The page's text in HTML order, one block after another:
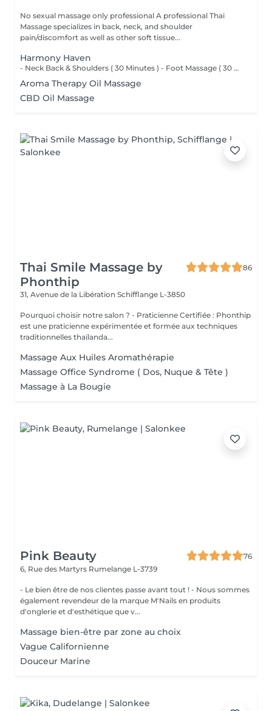
No sexual massage only professional A professional Thai
Massage specializes in back, neck, and shoulder
pain/discomfort as well as other soft tissue...
Harmony Haven
- Neck Back & Shoulders ( 30 Minutes ) - Foot Massage ( 30 Minutes ) - Hand Massage ( 15 Minutes )
Aroma Therapy Oil Massage
CBD Oil Massage
Thai Smile Massage by
Phonthip
86
31, Avenue de la Libération Schifflange L-3850
Pourquoi choisir notre salon ? - Praticienne Certifiée : Phonthip
est une praticienne expérimentée et formée aux techniques
traditionnelles thaïlanda...
Massage Aux Huiles Aromathérapie
Massage Office Syndrome ( Dos, Nuque & Tête )
Massage à La Bougie
Pink Beauty
76
6, Rue des Martyrs Rumelange L-3739
- Le bien être de nos clientes passe avant tout ! - Nous sommes
également revendeur de la marque M'Nails en produits
d'onglerie et d'esthétique que v...
Massage bien-être par zone au choix
Vague Californienne
Douceur Marine